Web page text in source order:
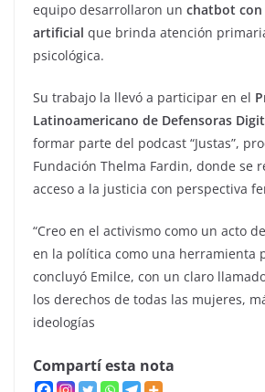
equipo desarrollaron un chatbot
artificial que brinda atención
psicológica.
Su trabajo la llevó a participar en el
Latinoamericano de Defensoras
formar parte del podcast “Justas”,
Fundación Thelma Fardin, donde se
acceso a la justicia con perspectiva
“Creo en el activismo como un acto
en la política como una herramienta
concluyó Emilce, con un claro
los derechos de todas las mujeres,
ideologías
Compartí esta nota